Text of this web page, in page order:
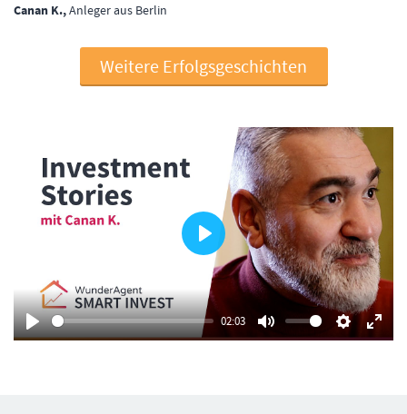
Canan K.,Anleger aus Berlin
Weitere Erfolgsgeschichten
Play
02:03
Mute SettingsEnter
Play